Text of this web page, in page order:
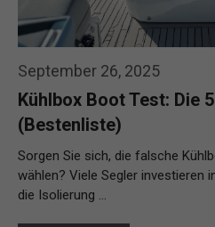
September 26, 2025
Kühlbox Boot Test: Die
(Bestenliste)
Sorgen Sie sich, die falsche
wählen? Viele Segler investieren
die Isolierung …